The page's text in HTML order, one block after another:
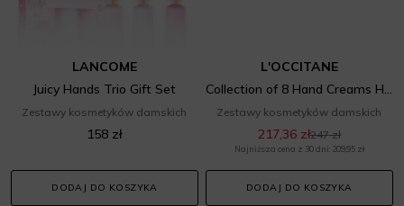
LANCOME
Juicy Hands Trio Gift Set
Zestawy kosmetyków damskich
158 zł
DODAJ DO KOSZYKA
L'OCCITANE
Zestawy kosmetyków damskich
217,36 zł247 zł
Najniższa cena z 30 dni: 209,95 zł
DODAJ DO KOSZYKA